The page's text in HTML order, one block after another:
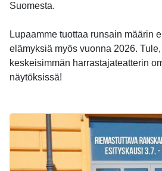
Suomesta.
Lupaamme tuottaa runsain määrin
elämyksiä myös vuonna 2026.
keskeisimmän harrastajateatterin
näytöksissä!